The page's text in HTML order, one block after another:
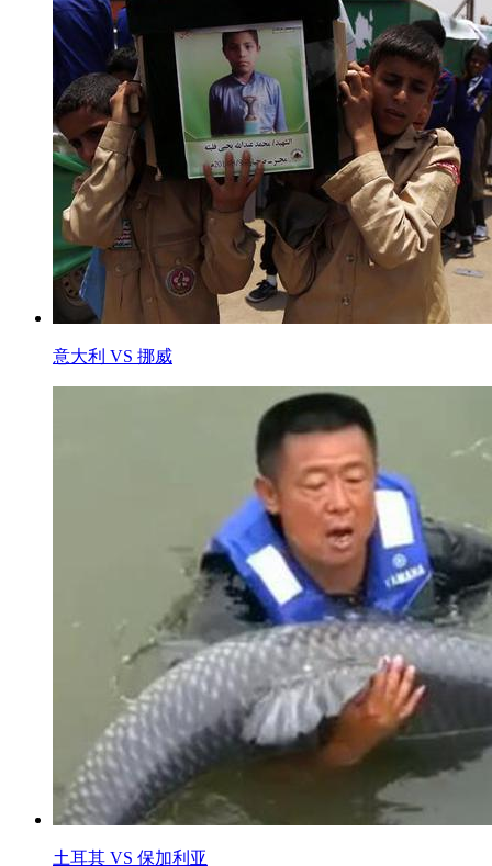
意大利 VS 挪威
土耳其 VS 保加利亚